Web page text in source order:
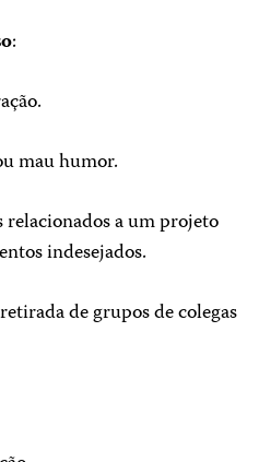
:
mau humor.
relacionados a um projeto
indesejados.
de grupos de colegas